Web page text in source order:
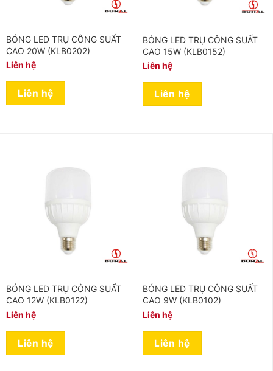
BÓNG LED TRỤ CÔNG SUẤT
CAO 20W (KLB0202)
Liên hệ
Liên hệ
BÓNG LED TRỤ CÔNG SUẤT
CAO 15W (KLB0152)
Liên hệ
Liên hệ
BÓNG LED TRỤ CÔNG SUẤT
CAO 12W (KLB0122)
Liên hệ
Liên hệ
BÓNG LED TRỤ CÔNG SUẤT
CAO 9W (KLB0102)
Liên hệ
Liên hệ